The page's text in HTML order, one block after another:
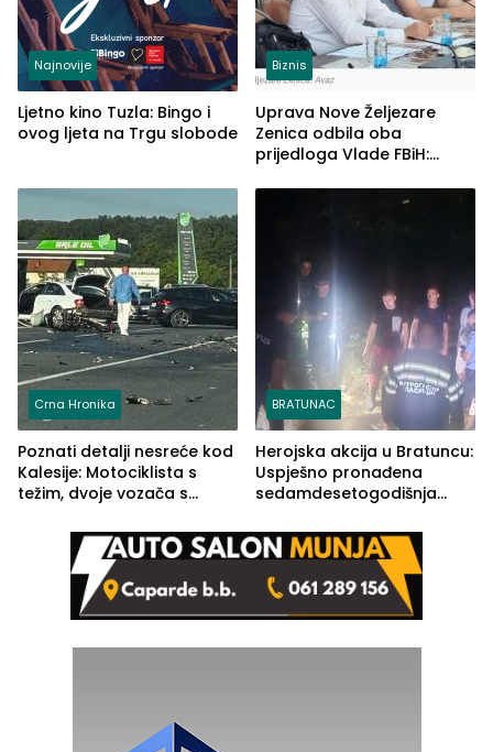
Najnovije
Ljetno kino Tuzla: Bingo i
ovog ljeta na Trgu slobode
Biznis
Uprava Nove Željezare
Zenica odbila oba
prijedloga Vlade FBiH:
rješenje
Crna Hronika
Poznati detalji nesreće kod
Kalesije: Motociklista s
težim, dvoje vozača s
BRATUNAC
Herojska akcija u Bratuncu:
Uspješno pronađena
sedamdesetogodišnja
Kravice.